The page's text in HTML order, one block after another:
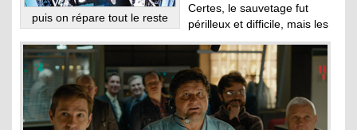
puis on répare tout le reste
Certes, le sauvetage fut
périlleux et difficile, mais les